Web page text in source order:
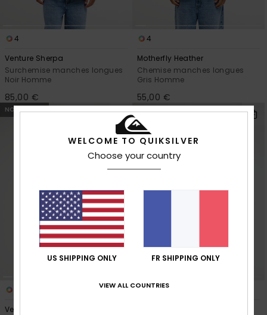
4
Venture Sherpa
Surchemise manches longues
Noir Homme
85,00 €
4
Motherfly Heather
Chemise manches longues
Gris Homme
55,00 €
NOUVEAUTÉ
Venture Solid
5
WELCOME TO QUIKSILVER
Choose your country
US SHIPPING ONLY FR SHIPPING ONLY
VIEW ALL COUNTRIES